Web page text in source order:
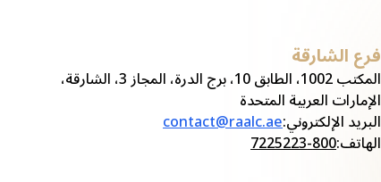
فرع الشارقة
المكتب 1002، الطابق 10، برج الدرة، المجاز 3، الشارقة،
الإمارات العربية المتحدة
البريد الإلكتروني:
contact@raalc.ae
الهاتف:
800-7225223